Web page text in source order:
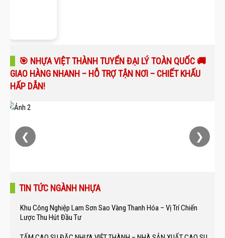
🎯 NHỰA VIỆT THÀNH TUYỂN ĐẠI LÝ TOÀN QUỐC 🚚
GIAO HÀNG NHANH – HỖ TRỢ TẬN NƠI – CHIẾT KHẤU
HẤP DẪN!
❮ ❯
TIN TỨC NGÀNH NHỰA
Khu Công Nghiệp Lam Sơn Sao Vàng Thanh Hóa – Vị Trí Chiến
Lược Thu Hút Đầu Tư